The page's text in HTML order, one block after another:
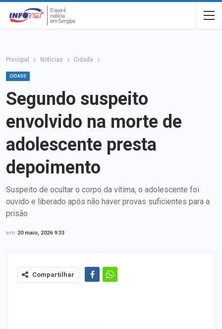
Principal Notícias Cidade
CIDADE
Segundo suspeito
envolvido na morte de
adolescente presta
depoimento
Suspeito de ocultar o corpo da vítima, o adolescente foi
ouvido e liberado após não haver provas suficientes para a
prisão
em 20 maio, 2026 9:33
Compartilhar